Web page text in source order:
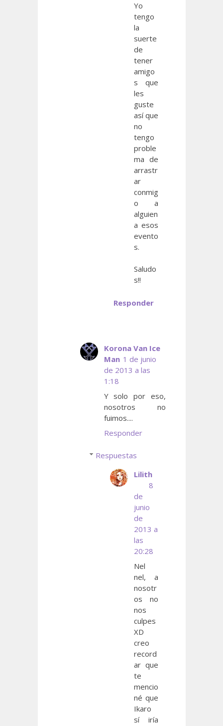
Yo
tengo
la
suerte
de
tener
amigo
s que
les
guste
así que
no
tengo
proble
ma de
arrastr
ar
conmig
o a
alguien
a esos
evento
s.
Saludo
s!!
Responder
Korona Van Ice
Man 1 de junio
de 2013 a las
1:18
Y solo por eso,
nosotros no
fuimos....
Responder
Respuestas
Lilith
8
de
junio
de
2013 a
las
20:28
Nel
nel, a
nosotr
os no
nos
culpes
XD
creo
record
ar que
te
mencio
né que
Ikaro
sí iría